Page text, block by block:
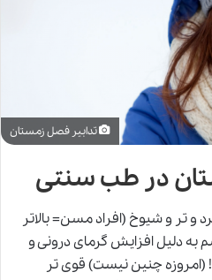
تدابیر فصل زمستان
در طب سنتی
تر و شیوخ (افراد مسن= بالاتر
به دلیل افزایش گرمای درونی و
(امروزه چنین نیست) قوی تر